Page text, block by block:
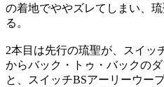
の着地でややズレてしまい、
る。
2本目は先行の琉聖が、スイッ
からバック・トゥ・バックの
と、スイッチBSアーリーウー